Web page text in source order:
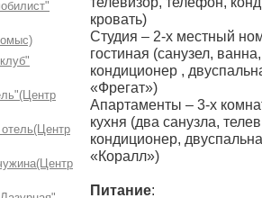
кровать)
Студия – 2-х местный
гостиная (санузел,
кондиционер ,
«Фрегат»)
Апартаменты – 3-х
кухня (два санузла,
кондиционер,
«Коралл»)
Питание: